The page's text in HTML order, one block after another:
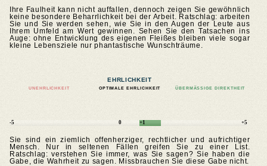
Ihre Faulheit kann nicht auffallen, dennoch zeigen Sie gewöhnlich
keine besondere Beharrlichkeit bei der Arbeit. Ratschlag: arbeiten
Sie und Sie werden sehen, wie Sie in den Augen der Leute aus
Ihrem Umfeld am Wert gewinnen. Sehen Sie den Tatsachen ins
Auge: ohne Entwicklung des eigenen Fleißes bleiben viele sogar
kleine Lebensziele nur phantastische Wunschträume.
EHRLICHKEIT
UNEHRLICHKEIT OPTIMALE EHRLICHKEIT ÜBERMÄSSIGE DIREKTHEIT
-5 0 +1 +5
Sie sind ein ziemlich offenherziger, rechtlicher und aufrichtiger
Mensch. Nur in seltenen Fällen greifen Sie zu einer List.
Ratschlag: verstehen Sie immer, was Sie sagen? Sie haben die
Gabe, die Wahrheit zu sagen. Missbrauchen Sie diese Gabe nicht.